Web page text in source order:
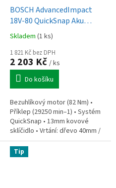
BOSCH AdvancedImpact
18V-80 QuickSnap Aku
příklepová vrtačka bez aku
(0.603.9E2.100)
Skladem (1 ks)
1 821 Kč bez DPH
2 203 Kč / ks
Do košíku
Bezuhlíkový motor (82 Nm) •
Příklep (29250 min–1) • Systém
QuickSnap • 13mm kovové
sklíčidlo • Vrtání: dřevo 40mm /
zdivo 13mm • Hmotnost 1,3 kg •
Balení: rukojeť, sklíčidlo,...
Tip